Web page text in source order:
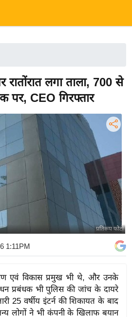
लगा ताला, 700 से
पर, CEO गिरफ्तार
प्रतिरूप फोटो
1:11PM
एवं विकास प्रमुख भी थे, और उनके
प्रबंधक भी पुलिस की जांच के दायरे
25 वर्षीय इंटर्न की शिकायत के बाद
लोगों ने भी कंपनी के खिलाफ बयान